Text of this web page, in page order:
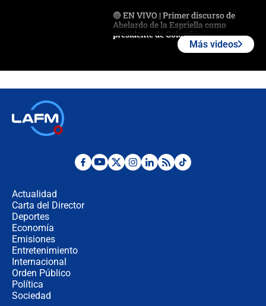
🔴 EN VIVO | Primer discurso de
Abelardo de la Espriella como
presidente de Colombia
Desde dermatitis hasta infecciones:
Más videos
Actualidad
Carta del Director
Deportes
Economía
Emisiones
Entretenimiento
Internacional
Orden Público
Política
Sociedad